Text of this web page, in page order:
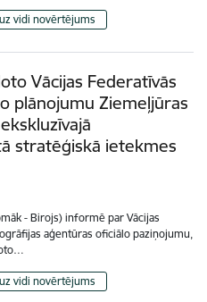
vidi novērtējums
Vācijas Federatīvās
plānojumu Ziemeļjūras
stratēģiskā ietekmes
- Birojs) informē par Vācijas
aģentūras oficiālo paziņojumu,
vidi novērtējums